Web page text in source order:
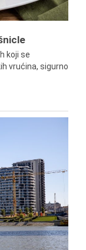
koji se
vrućina, sigurno